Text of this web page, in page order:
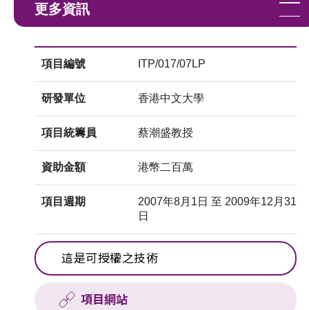
更多資訊
項目編號 ITP/017/07LP
研發單位 香港中文大學
項目統籌員 蔡潮盛教授
資助金額 港幣二百萬
項目週期
2007年8月1日 至 2009年12月31
日
這是可授權之技術
項目網站